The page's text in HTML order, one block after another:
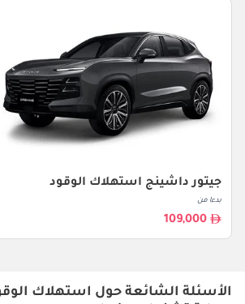
جيتور داشينج استهلاك الوقود
بدءا من
109,000
الأسئلة الشائعة حول استهلاك